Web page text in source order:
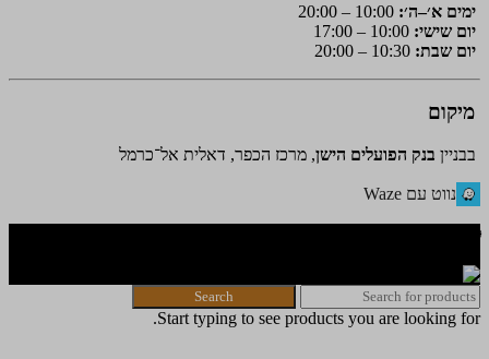
ימים א׳–ה׳:
יום שישי:
יום שבת:
מיקום
בבניין בנק הפועלים הישן, מרכז הכפר, דאלית אל־כרמל
נווט עם Waze
Search
Start typing to see products you are looking for.